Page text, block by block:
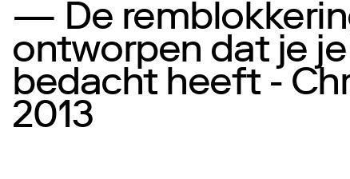
— De
ontworpen dat je
bedacht heeft -
2013